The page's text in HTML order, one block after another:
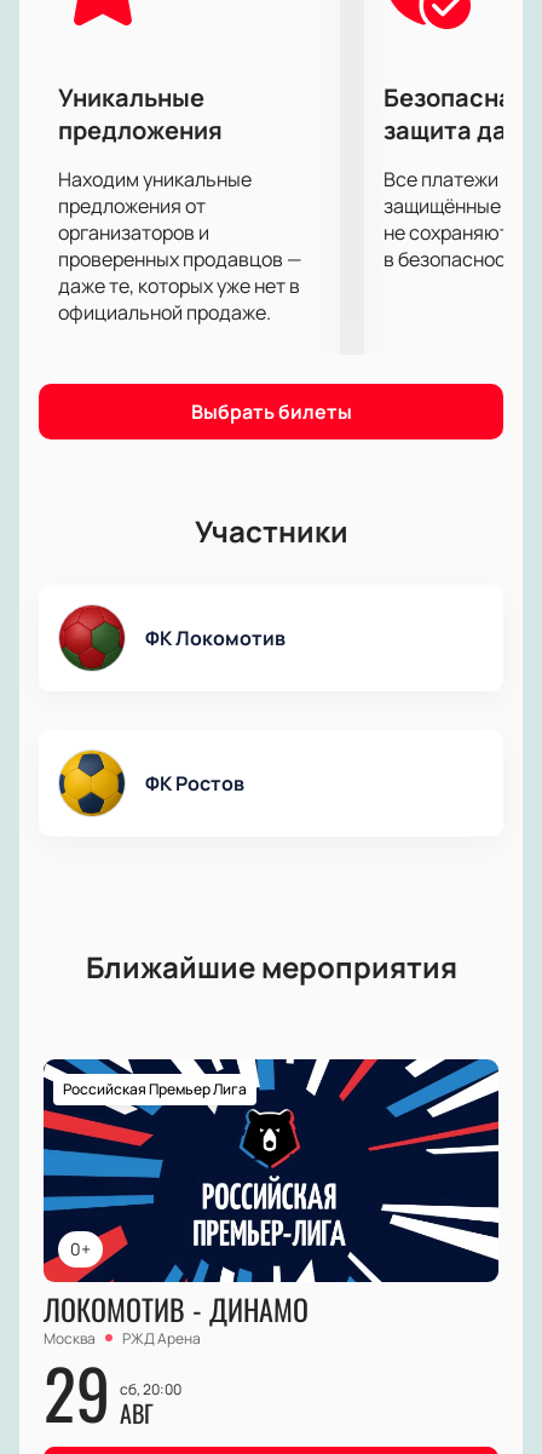
прошлом розыгрыше РПЛ команда завоевала
захочет побороться за первое место.
Матч между «Ростовом» и «Локомотивом» всегда
вызывал повышенный интерес у болельщиков. У
этих команд очень давние отношения и при личной
встрече никто не идет на уступки.
Уникальные
предложения
Находим уникальные
предложения от
организаторов и
проверенных продавцов —
даже те, которых уже нет в
официальной продаже.
Безопасная
защита
Все платежи
защищённые
не сохраняются
в безопасности.
Выбрать билеты
Участники
ФК Локомотив
ФК Ростов
Ближайшие мероприятия
0+
Российская Премьер Лига
ЛОКОМОТИВ - ДИНАМО
Москва РЖД Арена
29 сб, 20:00
АВГ